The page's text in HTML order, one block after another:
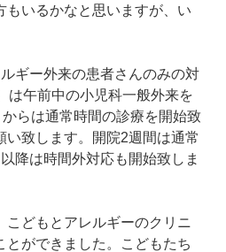
いるかなと思いますが、い
ギー外来の患者さんのみの対
は午前中の小児科一般外来を
らは通常時間の診療を開始致
い致します。開院2週間は通常
降は時間外対応も開始致しま
どもとアレルギーのクリニ
とができました。こどもたち